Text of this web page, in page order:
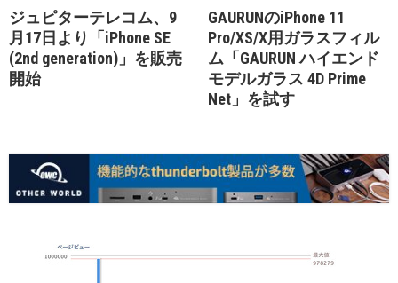
ジュピターテレコム、9
月17日より「iPhone SE
(2nd generation)」を販売
開始
GAURUNのiPhone 11
Pro/XS/X用ガラスフィル
ム「GAURUN ハイエンド
モデルガラス 4D Prime
Net」を試す